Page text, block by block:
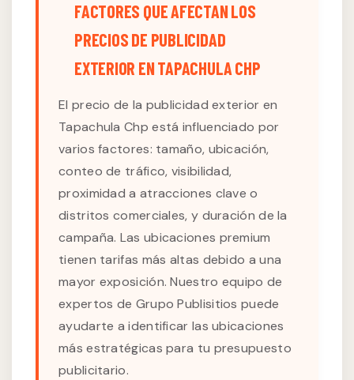
FACTORES QUE AFECTAN LOS
PRECIOS DE PUBLICIDAD
EXTERIOR EN TAPACHULA CHP
El precio de la publicidad exterior en
Tapachula Chp está influenciado por
varios factores: tamaño, ubicación,
conteo de tráfico, visibilidad,
proximidad a atracciones clave o
distritos comerciales, y duración de la
campaña. Las ubicaciones premium
tienen tarifas más altas debido a una
mayor exposición. Nuestro equipo de
expertos de Grupo Publisitios puede
ayudarte a identificar las ubicaciones
más estratégicas para tu presupuesto
publicitario.